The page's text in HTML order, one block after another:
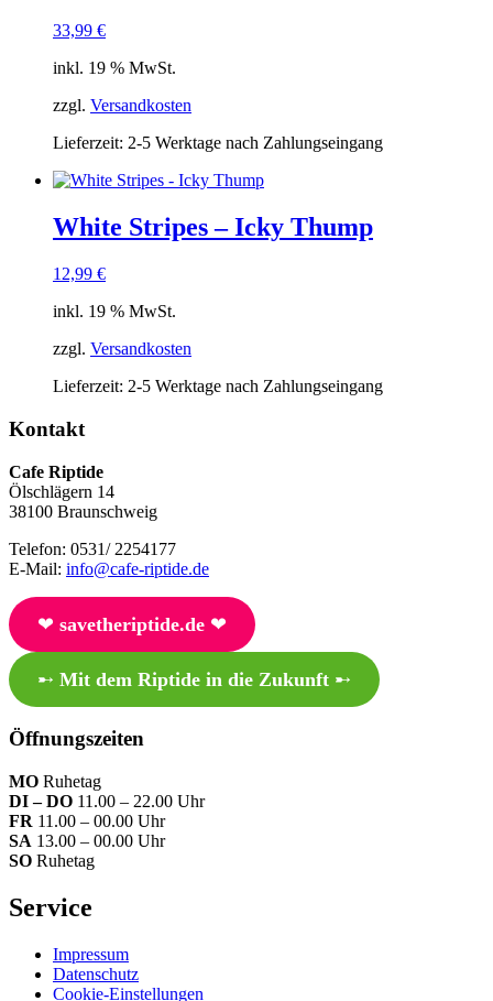
33,99 €
inkl. 19 % MwSt.
zzgl. Versandkosten
Lieferzeit: 2-5 Werktage nach Zahlungseingang
White Stripes – Icky Thump
12,99 €
inkl. 19 % MwSt.
zzgl. Versandkosten
Lieferzeit: 2-5 Werktage nach Zahlungseingang
Kontakt
Cafe Riptide
Ölschlägern 14
38100 Braunschweig
Telefon: 0531/ 2254177
E-Mail: info@cafe-riptide.de
❤︎ savetheriptide.de❤︎
➸ Mit dem Riptide in die Zukunft➸
Öffnungszeiten
MO Ruhetag
DI – DO 11.00 – 22.00 Uhr
FR 11.00 – 00.00 Uhr
SA 13.00 – 00.00 Uhr
SO Ruhetag
Service
Impressum
Datenschutz
Cookie-Einstellungen